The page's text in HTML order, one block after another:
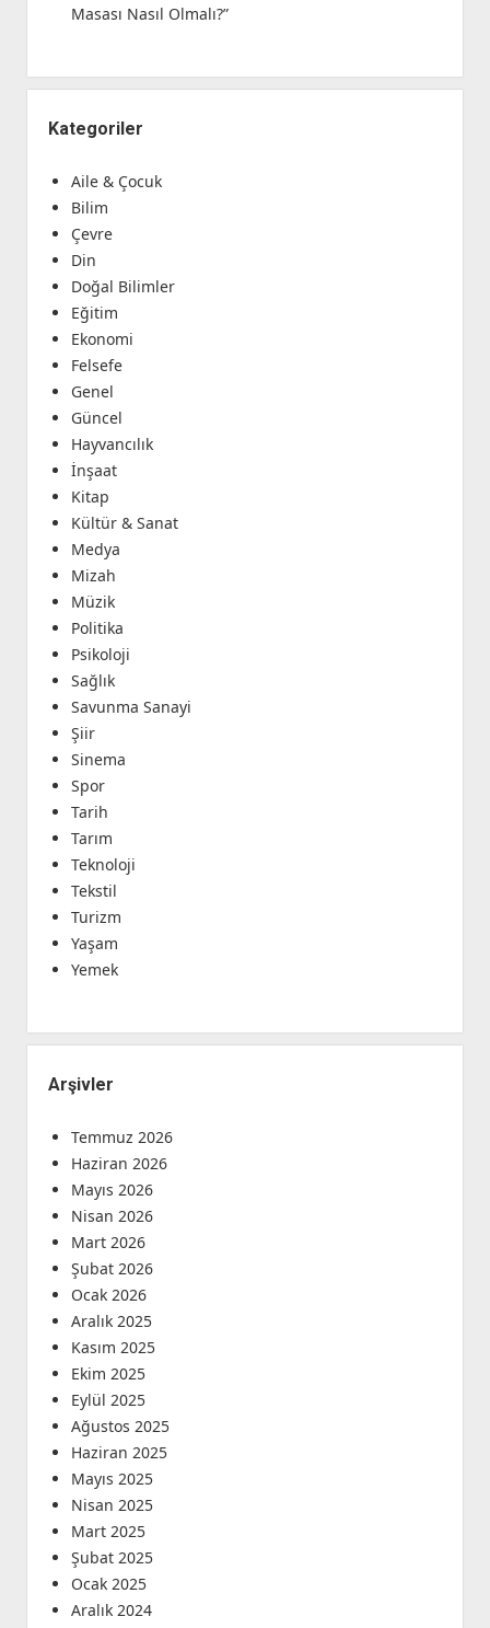
Masası Nasıl Olmalı?”
Kategoriler
Aile & Çocuk
Bilim
Çevre
Din
Doğal Bilimler
Eğitim
Ekonomi
Felsefe
Genel
Güncel
Hayvancılık
İnşaat
Kitap
Kültür & Sanat
Medya
Mizah
Müzik
Politika
Psikoloji
Sağlık
Savunma Sanayi
Şiir
Sinema
Spor
Tarih
Tarım
Teknoloji
Tekstil
Turizm
Yaşam
Yemek
Arşivler
Temmuz 2026
Haziran 2026
Mayıs 2026
Nisan 2026
Mart 2026
Şubat 2026
Ocak 2026
Aralık 2025
Kasım 2025
Ekim 2025
Eylül 2025
Ağustos 2025
Haziran 2025
Mayıs 2025
Nisan 2025
Mart 2025
Şubat 2025
Ocak 2025
Aralık 2024